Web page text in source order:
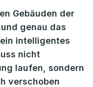
Gebäuden der
genau das
intelligentes
nicht
laufen, sondern
verschoben